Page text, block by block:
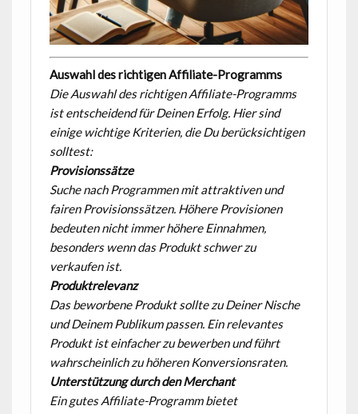
Auswahl des richtigen Affiliate-Programms
Die Auswahl des richtigen Affiliate-Programms
ist entscheidend für Deinen Erfolg. Hier sind
einige wichtige Kriterien, die Du berücksichtigen
solltest:
Provisionssätze
Suche nach Programmen mit attraktiven und
fairen Provisionssätzen. Höhere Provisionen
bedeuten nicht immer höhere Einnahmen,
besonders wenn das Produkt schwer zu
verkaufen ist.
Produktrelevanz
Das beworbene Produkt sollte zu Deiner Nische
und Deinem Publikum passen. Ein relevantes
Produkt ist einfacher zu bewerben und führt
wahrscheinlich zu höheren Konversionsraten.
Unterstützung durch den Merchant
Ein gutes Affiliate-Programm bietet